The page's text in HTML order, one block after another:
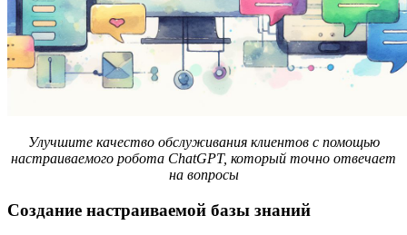
Улучшите качество обслуживания клиентов с помощью
настраиваемого робота ChatGPT, который точно отвечает
на вопросы
Создание настраиваемой базы знаний